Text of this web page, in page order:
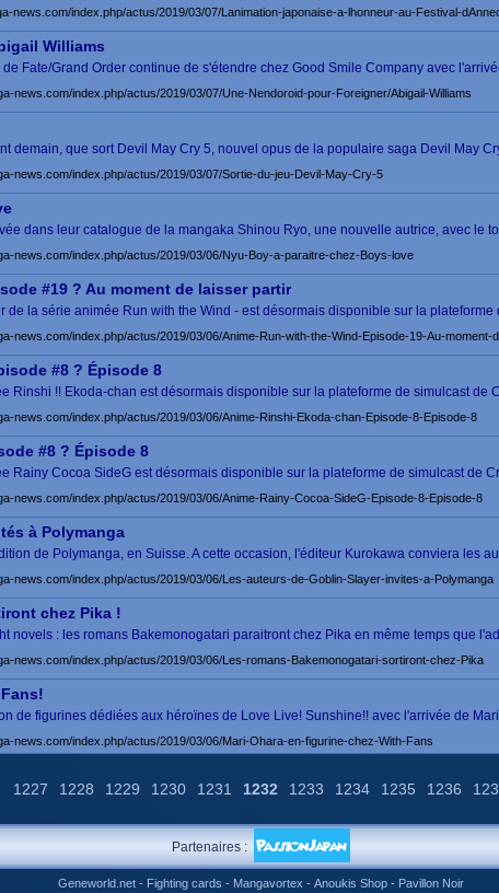
news.com/index.php/actus/2019/03/07/Lanimation-japonaise-a-lhonneur-au-Festival-
Williams
Fate/Grand Order continue de s'étendre chez Good Smile Company avec
news.com/index.php/actus/2019/03/07/Une-Nendoroid-pour-Foreigner/Abigail-Williams
demain, que sort Devil May Cry 5, nouvel opus de la populaire saga Devil May
news.com/index.php/actus/2019/03/07/Sortie-du-jeu-Devil-May-Cry-5
dans leur catalogue de la mangaka Shinou Ryo, une nouvelle autrice, avec le
news.com/index.php/actus/2019/03/06/Nyu-Boy-a-paraitre-chez-Boys-love
#19 ? Au moment de laisser partir
de la série animée Run with the Wind - est désormais disponible sur la plateforme
news.com/index.php/actus/2019/03/06/Anime-Run-with-the-Wind-Episode-19-Au-moment-
#8 ? Épisode 8
Rinshi !! Ekoda-chan est désormais disponible sur la plateforme de simulcast de
news.com/index.php/actus/2019/03/06/Anime-Rinshi-Ekoda-chan-Episode-8-Episode-8
#8 ? Épisode 8
Rainy Cocoa SideG est désormais disponible sur la plateforme de simulcast de
news.com/index.php/actus/2019/03/06/Anime-Rainy-Cocoa-SideG-Episode-8-Episode-8
à Polymanga
de Polymanga, en Suisse. A cette occasion, l'éditeur Kurokawa conviera les
news.com/index.php/actus/2019/03/06/Les-auteurs-de-Goblin-Slayer-invites-a-Polymanga
chez Pika !
novels : les romans Bakemonogatari paraitront chez Pika en même temps que
news.com/index.php/actus/2019/03/06/Les-romans-Bakemonogatari-sortiront-chez-Pika
de figurines dédiées aux héroïnes de Love Live! Sunshine!! avec l'arrivée de
news.com/index.php/actus/2019/03/06/Mari-Ohara-en-figurine-chez-With-Fans
1227 1228 1229 1230 1231 1232 1233 1234 1235 1236
Partenaires :
Geneworld.net- Fighting cards - Mangavortex - Anoukis Shop- Pavillon Noir